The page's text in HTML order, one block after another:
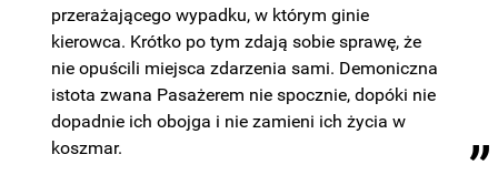
przerażającego wypadku, w którym ginie
kierowca. Krótko po tym zdają sobie sprawę, że
nie opuścili miejsca zdarzenia sami. Demoniczna
istota zwana Pasażerem nie spocznie, dopóki nie
dopadnie ich obojga i nie zamieni ich życia w
koszmar.